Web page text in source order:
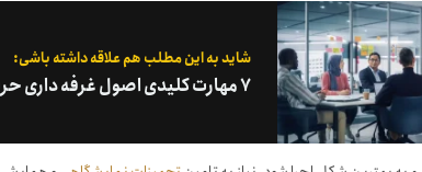
شاید به این مطلب هم علاقه داشته باشی:
۷ مهارت کلیدی اصول غرفه داری حرفه ای در نمایشگاه که باید داشته باشد